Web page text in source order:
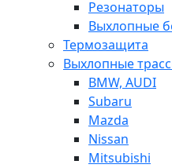
Резонаторы
Выхлопные
Термозащита
Выхлопные
BMW, AUDI
Subaru
Mazda
Nissan
Mitsubishi